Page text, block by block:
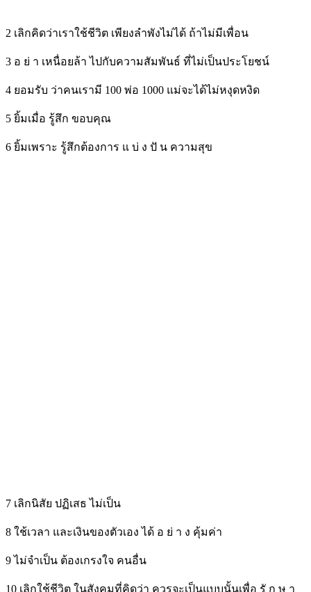
2 เลิกคิดว่าเราใช้ชีวิต เพียงลำพังไม่ได้ ถ้าไม่มีเพื่อน
3 อ ย่ า เหนื่อยล้า ไปกับความสัมพันธ์ ที่ไม่เป็นประโยชน์
4 ยอมรับ ว่าคนเรามี 100 พ่อ 1000 แม่จะได้ไม่หงุดหงิด
5 ยิ้มเมื่อ รู้สึก ขอบคุณ
6 ยิ้มเพราะ รู้สึกต้องการ แ บ่ ง ปั น ความสุข
7 เลิกนิสัย ปฏิเสธ ไม่เป็น
8 ใช้เวลา และเงินของตัวเอง ได้ อ ย่ า ง คุ้มค่า
9 ไม่จำเป็น ต้องเกรงใจ คนอื่น
10 เลิกใช้ชีวิต ในสังคมที่คิดว่า ควรจะเป็นแบบนั้นเพื่อ รั ก ษ า